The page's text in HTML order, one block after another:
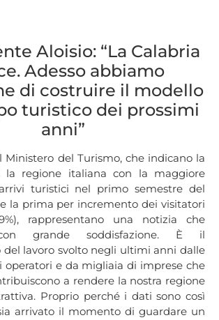
Aloisio: “La Calabria
Adesso abbiamo
di costruire il modello
turistico dei prossimi
anni”
Ministero del Turismo, che indicano la
la regione italiana con la maggiore
turistici nel primo semestre del
e la prima per incremento dei visitatori
rappresentano una notizia che
grande soddisfazione. È il
del lavoro svolto negli ultimi anni dalle
operatori e da migliaia di imprese che
a rendere la nostra regione
Proprio perché i dati sono così
arrivato il momento di guardare un